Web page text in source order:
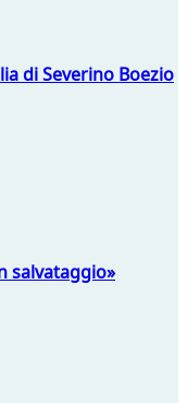
di Severino Boezio
salvataggio»